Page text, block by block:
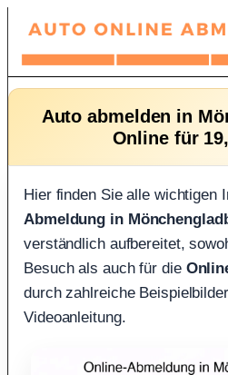
Zum
springen
Auto abmelden in
Online für
Hier finden Sie alle wichtigen
Abmeldung in
verständlich aufbereitet,
Besuch als auch für die
durch zahlreiche
Videoanleitung.